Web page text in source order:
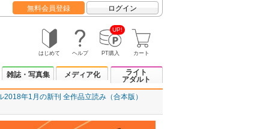
無料会員登録 ログイン
はじめて ヘルプ
UP!
PT購入 カート
雑誌・写真集 メディア化
ライト
アダルト
2018年1月の新刊 全作品立読み（合本版）